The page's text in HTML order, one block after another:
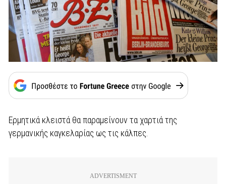
Ερμητικά κλειστά θα παραμείνουν τα χαρτιά της
γερμανικής καγκελαρίας ως τις κάλπες.